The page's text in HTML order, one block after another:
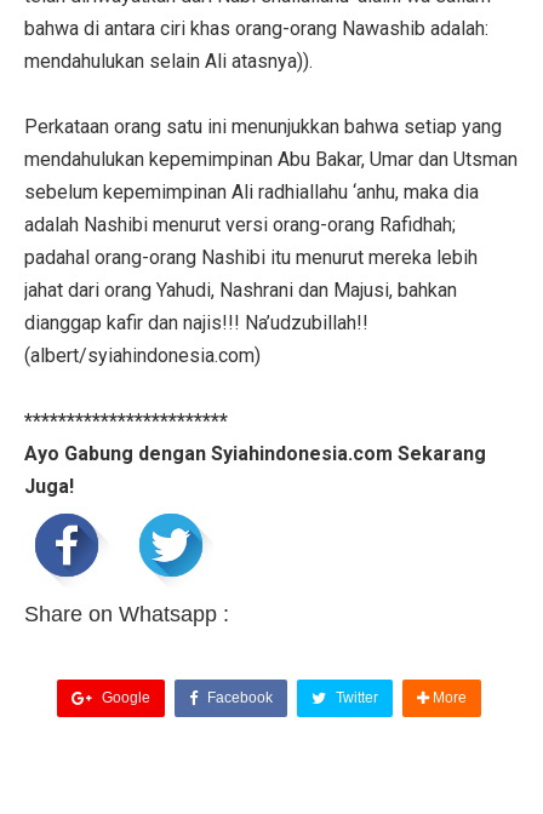
bahwa di antara ciri khas orang-orang Nawashib adalah:
mendahulukan selain Ali atasnya)).
Perkataan orang satu ini menunjukkan bahwa setiap yang
mendahulukan kepemimpinan Abu Bakar, Umar dan Utsman
sebelum kepemimpinan Ali radhiallahu ‘anhu, maka dia
adalah Nashibi menurut versi orang-orang Rafidhah;
padahal orang-orang Nashibi itu menurut mereka lebih
jahat dari orang Yahudi, Nashrani dan Majusi, bahkan
dianggap kafir dan najis!!! Na’udzubillah!!
(albert/syiahindonesia.com)
************************
Ayo Gabung dengan Syiahindonesia.com Sekarang
Juga!
Share on Whatsapp :
Google Facebook Twitter More